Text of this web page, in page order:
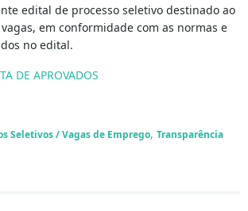
edital de processo seletivo destinado ao
em conformidade com as normas e
no edital.
DE APROVADOS
Seletivos / Vagas de Emprego, Transparência